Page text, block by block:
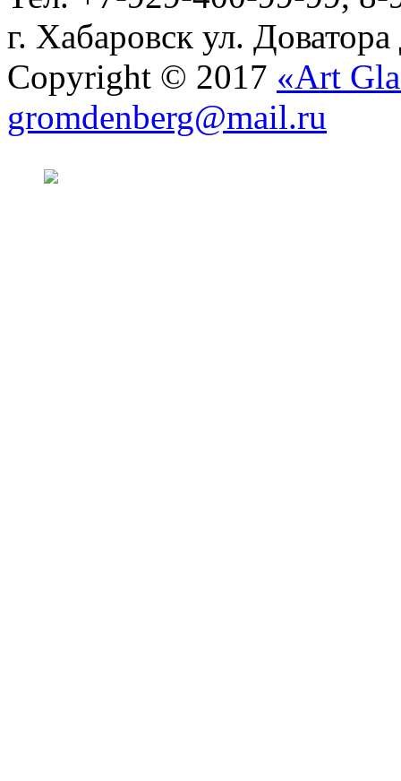
г. Хабаровск ул.
Copyright © 2017 «Art
gromdenberg@mail.ru